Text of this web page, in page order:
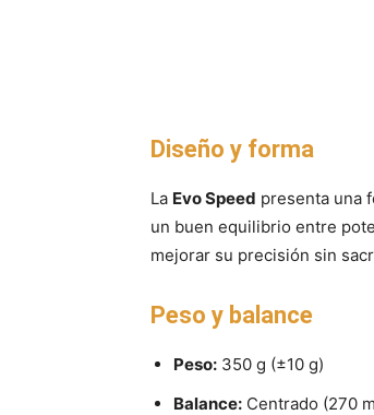
Diseño y forma
La Evo Speed presenta una
un buen equilibrio entre
mejorar su precisión sin
Peso y balance
Peso: 350 g (±10 g)
Balance: Centrado (270